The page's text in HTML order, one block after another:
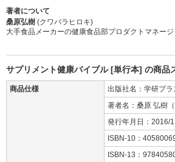
著者について
桑原弘樹 (クワバラヒロキ)
大手食品メーカーの健康食品部プロダクトマネー
サプリメント健康バイブル [単行本] の商品
商品仕様
出版社名：学研プラ
著者名：桑原 弘樹（
発行年月日：2016/
ISBN-10：
ISBN-13：